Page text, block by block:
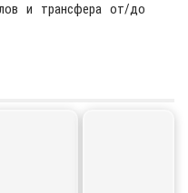
и трансфера от/до